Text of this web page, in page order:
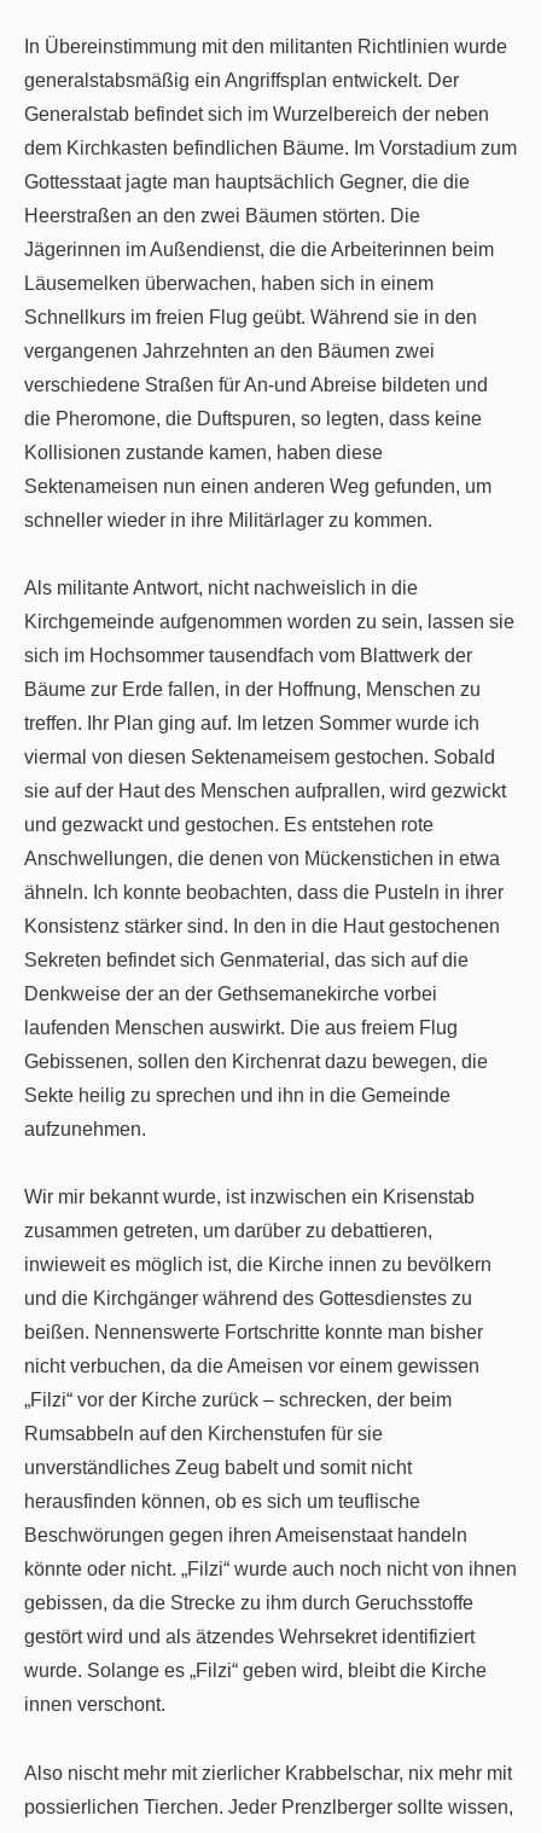
In Übereinstimmung mit den militanten Richtlinien wurde
generalstabsmäßig ein Angriffsplan entwickelt. Der
Generalstab befindet sich im Wurzelbereich der neben
dem Kirchkasten befindlichen Bäume. Im Vorstadium zum
Gottesstaat jagte man hauptsächlich Gegner, die die
Heerstraßen an den zwei Bäumen störten. Die
Jägerinnen im Außendienst, die die Arbeiterinnen beim
Läusemelken überwachen, haben sich in einem
Schnellkurs im freien Flug geübt. Während sie in den
vergangenen Jahrzehnten an den Bäumen zwei
verschiedene Straßen für An-und Abreise bildeten und
die Pheromone, die Duftspuren, so legten, dass keine
Kollisionen zustande kamen, haben diese
Sektenameisen nun einen anderen Weg gefunden, um
schneller wieder in ihre Militärlager zu kommen.
Als militante Antwort, nicht nachweislich in die
Kirchgemeinde aufgenommen worden zu sein, lassen sie
sich im Hochsommer tausendfach vom Blattwerk der
Bäume zur Erde fallen, in der Hoffnung, Menschen zu
treffen. Ihr Plan ging auf. Im letzen Sommer wurde ich
viermal von diesen Sektenameisem gestochen. Sobald
sie auf der Haut des Menschen aufprallen, wird gezwickt
und gezwackt und gestochen. Es entstehen rote
Anschwellungen, die denen von Mückenstichen in etwa
ähneln. Ich konnte beobachten, dass die Pusteln in ihrer
Konsistenz stärker sind. In den in die Haut gestochenen
Sekreten befindet sich Genmaterial, das sich auf die
Denkweise der an der Gethsemanekirche vorbei
laufenden Menschen auswirkt. Die aus freiem Flug
Gebissenen, sollen den Kirchenrat dazu bewegen, die
Sekte heilig zu sprechen und ihn in die Gemeinde
aufzunehmen.
Wir mir bekannt wurde, ist inzwischen ein Krisenstab
zusammen getreten, um darüber zu debattieren,
inwieweit es möglich ist, die Kirche innen zu bevölkern
und die Kirchgänger während des Gottesdienstes zu
beißen. Nennenswerte Fortschritte konnte man bisher
nicht verbuchen, da die Ameisen vor einem gewissen
„Filzi“ vor der Kirche zurück – schrecken, der beim
Rumsabbeln auf den Kirchenstufen für sie
unverständliches Zeug babelt und somit nicht
herausfinden können, ob es sich um teuflische
Beschwörungen gegen ihren Ameisenstaat handeln
könnte oder nicht. „Filzi“ wurde auch noch nicht von ihnen
gebissen, da die Strecke zu ihm durch Geruchsstoffe
gestört wird und als ätzendes Wehrsekret identifiziert
wurde. Solange es „Filzi“ geben wird, bleibt die Kirche
innen verschont.
Also nischt mehr mit zierlicher Krabbelschar, nix mehr mit
possierlichen Tierchen. Jeder Prenzlberger sollte wissen,